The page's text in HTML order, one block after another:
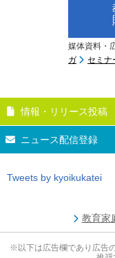
媒体資料・
ガ
セミナ
情報・リリース投稿
ニュース配信登録
Tweets by kyoikukatei
教育家
※以下は広告欄であり広告